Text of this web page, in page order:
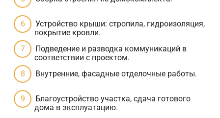
Устройство крыши: стропила, гидроизоляция,
покрытие кровли.
Подведение и разводка коммуникаций в
соответствии с проектом.
Внутренние, фасадные отделочные работы.
Благоустройство участка, сдача готового
дома в эксплуатацию.